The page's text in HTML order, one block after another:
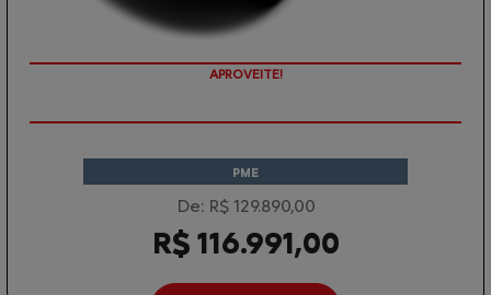
APROVEITE!
PME
De: R$ 129.890,00
R$ 116.991,00